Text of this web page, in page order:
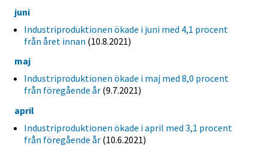
juni
Industriproduktionen ökade i juni med 4,1 procent
från året innan (10.8.2021)
maj
Industriproduktionen ökade i maj med 8,0 procent
från föregående år (9.7.2021)
april
Industriproduktionen ökade i april med 3,1 procent
från föregående år (10.6.2021)